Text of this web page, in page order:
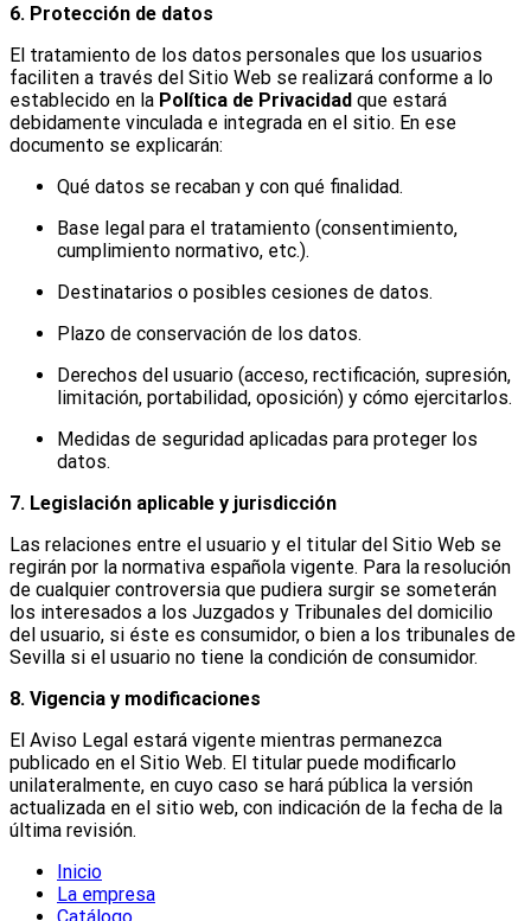
6. Protección de datos
El tratamiento de los datos personales que los usuarios
faciliten a través del Sitio Web se realizará conforme a lo
establecido en la Política de Privacidad que estará
debidamente vinculada e integrada en el sitio. En ese
documento se explicarán:
Qué datos se recaban y con qué finalidad.
Base legal para el tratamiento (consentimiento,
cumplimiento normativo, etc.).
Destinatarios o posibles cesiones de datos.
Plazo de conservación de los datos.
Derechos del usuario (acceso, rectificación, supresión,
limitación, portabilidad, oposición) y cómo ejercitarlos.
Medidas de seguridad aplicadas para proteger los
datos.
7. Legislación aplicable y jurisdicción
Las relaciones entre el usuario y el titular del Sitio Web se
regirán por la normativa española vigente. Para la resolución
de cualquier controversia que pudiera surgir se someterán
los interesados a los Juzgados y Tribunales del domicilio
del usuario, si éste es consumidor, o bien a los tribunales de
Sevilla si el usuario no tiene la condición de consumidor.
8. Vigencia y modificaciones
El Aviso Legal estará vigente mientras permanezca
publicado en el Sitio Web. El titular puede modificarlo
unilateralmente, en cuyo caso se hará pública la versión
actualizada en el sitio web, con indicación de la fecha de la
última revisión.
Inicio
La empresa